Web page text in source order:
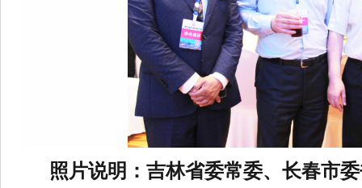
照片说明：吉林省委常委、长春市